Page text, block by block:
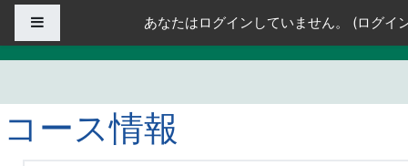
メインコンテンツへスキップする
あなたはログインしていません。 (ログイ
コース情報